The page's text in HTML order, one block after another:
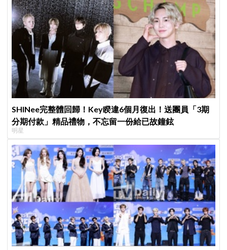
SHINee完整體回歸！Key睽違6個月復出！送團員「3期
分期付款」精品禮物，不忘留一份給已故鐘鉉
明星